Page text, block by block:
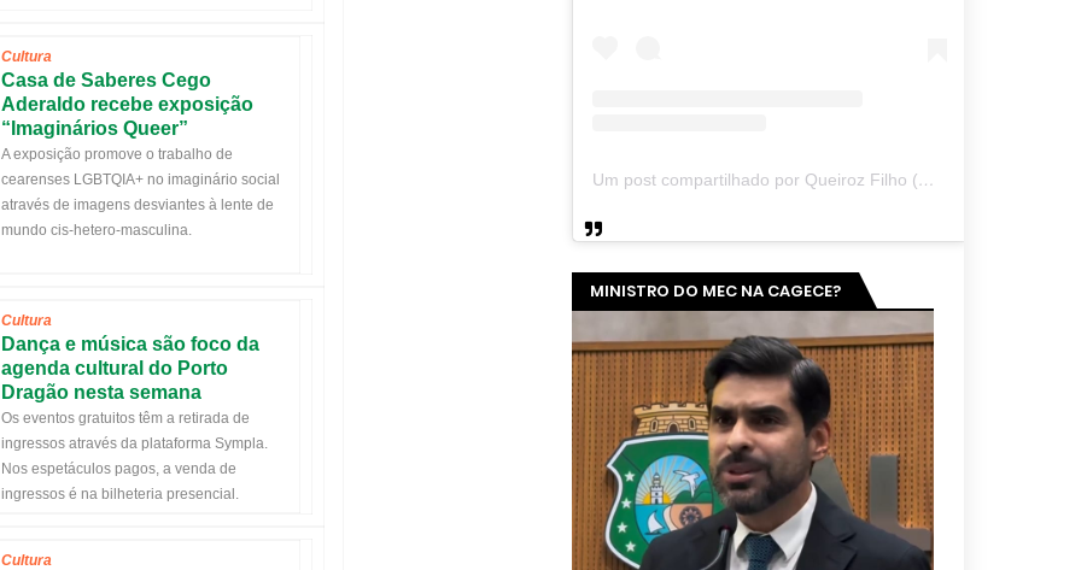
Cultura
Casa de Saberes Cego
Aderaldo recebe exposição
“Imaginários Queer”
A exposição promove o trabalho de
cearenses LGBTQIA+ no imaginário social
através de imagens desviantes à lente de
mundo cis-hetero-masculina.
Cultura
Dança e música são foco da
agenda cultural do Porto
Dragão nesta semana
Os eventos gratuitos têm a retirada de
ingressos através da plataforma Sympla.
Nos espetáculos pagos, a venda de
ingressos é na bilheteria presencial.
Cultura
Um post compartilhado por Queiroz Filho (@queirozmfilho)
MINISTRO DO MEC NA CAGECE?